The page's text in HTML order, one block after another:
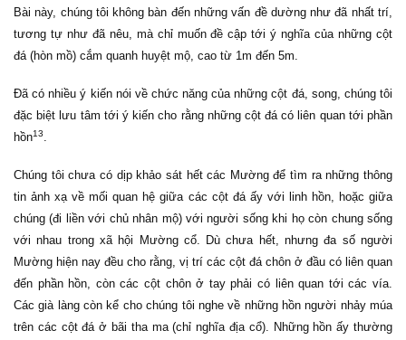
Bài này, chúng tôi không bàn đến những vấn đề dường như đã nhất trí,
tương tự như đã nêu, mà chỉ muốn đề cập tới ý nghĩa của những cột
đá (hòn mồ) cắm quanh huyệt mộ, cao từ 1m đến 5m.
Đã có nhiều ý kiến nói về chức năng của những cột đá, song, chúng tôi
đặc biệt lưu tâm tới ý kiến cho rằng những cột đá có liên quan tới phần
hồn13
Chúng tôi chưa có dịp khảo sát hết các Mường để tìm ra những thông
tin ảnh xạ về mối quan hệ giữa các cột đá ấy với linh hồn, hoặc giữa
chúng (đi liền với chủ nhân mộ) với người sống khi họ còn chung sống
với nhau trong xã hội Mường cổ. Dù chưa hết, nhưng đa số người
Mường hiện nay đều cho rằng, vị trí các cột đá chôn ở đầu có liên quan
đến phần hồn, còn các cột chôn ở tay phải có liên quan tới các vía.
Các già làng còn kể cho chúng tôi nghe về những hồn người nhảy múa
trên các cột đá ở bãi tha ma (chỉ nghĩa địa cổ). Những hồn ấy thường